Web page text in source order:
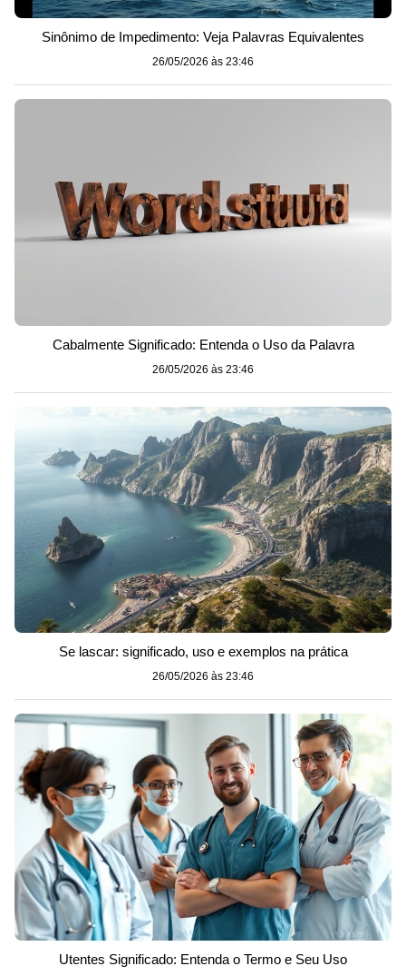
Sinônimo de Impedimento: Veja Palavras Equivalentes
26/05/2026 às 23:46
Cabalmente Significado: Entenda o Uso da Palavra
26/05/2026 às 23:46
Se lascar: significado, uso e exemplos na prática
26/05/2026 às 23:46
Utentes Significado: Entenda o Termo e Seu Uso